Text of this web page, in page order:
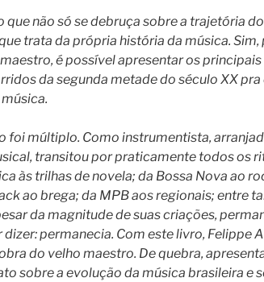
que não só se debruça sobre a trajetória
trata da própria história da música.
é possível apresentar os
da segunda metade do século XX pra
foi múltiplo. Como instrumentista,
transitou por praticamente todos os
às trilhas de novela; da Bossa Nova ao
ao brega; da MPB aos regionais; entre
da magnitude de suas criações,
dizer: permanecia. Com este livro, Felippe
do velho maestro. De quebra,
sobre a evolução da música brasileira e